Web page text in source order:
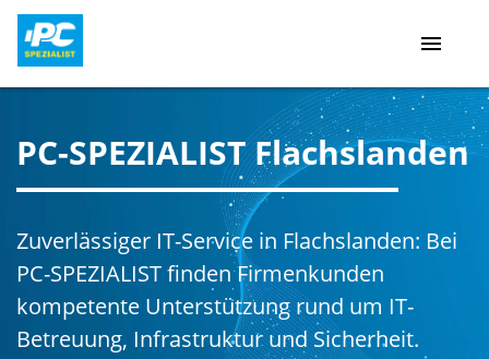
menu
PC-SPEZIALIST Flachslanden
Zuverlässiger IT-Service in Flachslanden: Bei
PC-SPEZIALIST finden Firmenkunden
kompetente Unterstützung rund um IT-
Betreuung, Infrastruktur und Sicherheit.